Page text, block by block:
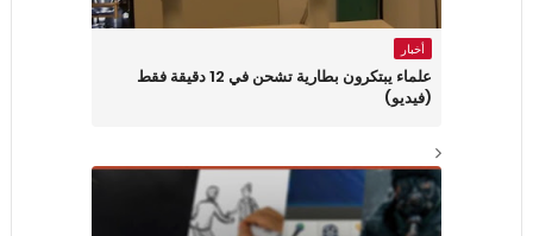
أخبار
علماء يبتكرون بطارية تشحن في 12 دقيقة فقط
(فيديو)